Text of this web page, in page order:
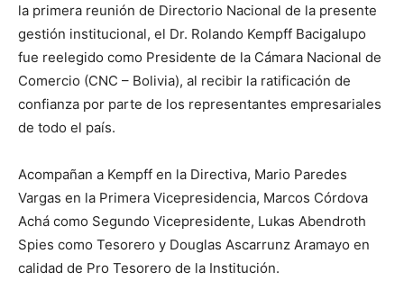
la primera reunión de Directorio Nacional de la presente
gestión institucional, el Dr. Rolando Kempff Bacigalupo
fue reelegido como Presidente de la Cámara Nacional de
Comercio (CNC – Bolivia), al recibir la ratificación de
confianza por parte de los representantes empresariales
de todo el país.
Acompañan a Kempff en la Directiva, Mario Paredes
Vargas en la Primera Vicepresidencia, Marcos Córdova
Achá como Segundo Vicepresidente, Lukas Abendroth
Spies como Tesorero y Douglas Ascarrunz Aramayo en
calidad de Pro Tesorero de la Institución.